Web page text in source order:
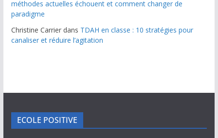
méthodes actuelles échouent et comment changer de
paradigme
Christine Carrierdans TDAH en classe : 10 stratégies pour
canaliser et réduire l’agitation
ECOLE POSITIVE